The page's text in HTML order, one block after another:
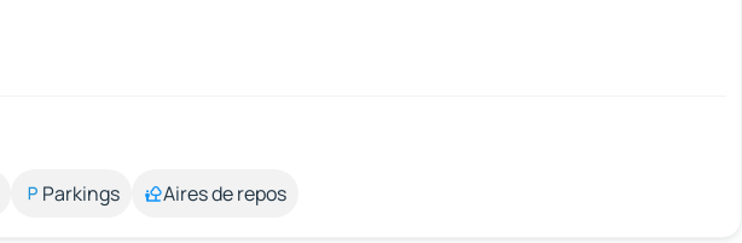
Parkings Aires de repos